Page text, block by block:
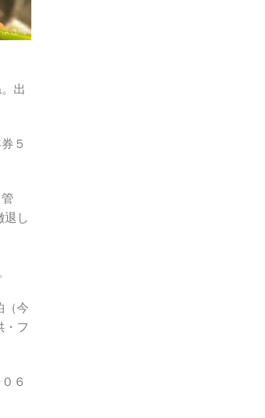
出
５
退し
（今
・フ
６